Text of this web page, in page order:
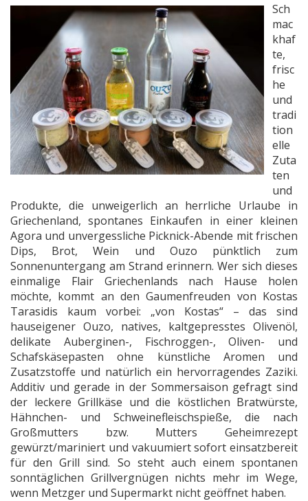
Sch
mac
khaf
te,
frisc
he
und
tradi
tion
elle
Zuta
ten
und
Produkte, die unweigerlich an herrliche Urlaube in
Griechenland, spontanes Einkaufen in einer kleinen
Agora und unvergessliche Picknick-Abende mit frischen
Dips, Brot, Wein und Ouzo pünktlich zum
Sonnenuntergang am Strand erinnern. Wer sich dieses
einmalige Flair Griechenlands nach Hause holen
möchte, kommt an den Gaumenfreuden von Kostas
Tarasidis kaum vorbei: „von Kostas“ – das sind
hauseigener Ouzo, natives, kaltgepresstes Olivenöl,
delikate Auberginen-, Fischroggen-, Oliven- und
Schafskäsepasten ohne künstliche Aromen und
Zusatzstoffe und natürlich ein hervorragendes Zaziki.
Additiv und gerade in der Sommersaison gefragt sind
der leckere Grillkäse und die köstlichen Bratwürste,
Hähnchen- und Schweinefleischspieße, die nach
Großmutters bzw. Mutters Geheimrezept
gewürzt/mariniert und vakuumiert sofort einsatzbereit
für den Grill sind. So steht auch einem spontanen
sonntäglichen Grillvergnügen nichts mehr im Wege,
wenn Metzger und Supermarkt nicht geöffnet haben.